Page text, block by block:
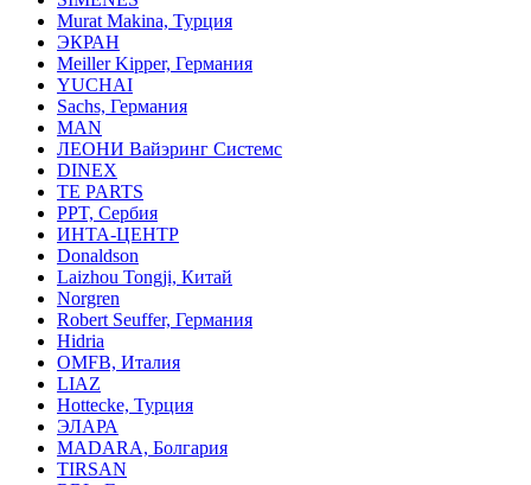
Murat Makina, Турция
ЭКРАН
Meiller Kipper, Германия
YUCHAI
Sachs, Германия
MAN
ЛЕОНИ Вайэринг Системс
DINEX
TE PARTS
PPT, Сербия
ИНТА-ЦЕНТР
Donaldson
Laizhou Tongji, Китай
Norgren
Robert Seuffer, Германия
Hidria
OMFB, Италия
LIAZ
Hottecke, Турция
ЭЛАРА
MADARA, Болгария
TIRSAN